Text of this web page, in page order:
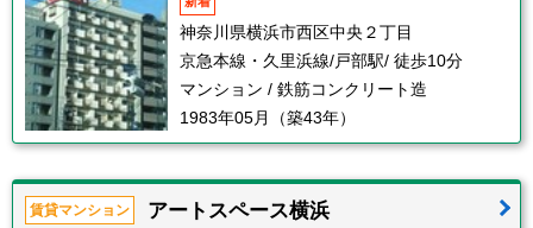
神奈川県横浜市西区中央２丁目
京急本線・久里浜線/戸部駅/ 徒歩10分
マンション / 鉄筋コンクリート造
1983年05月（築43年）
賃貸マンション アートスペース横浜